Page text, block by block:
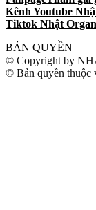
Kênh Youtube
Tiktok Nhật Organ
BẢN QUYỀN
© Copyright by
© Bản quyền thuộc